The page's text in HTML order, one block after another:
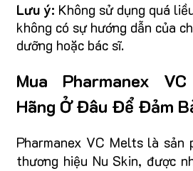
Lưu ý: Không sử dụng quá
không có sự hướng dẫn của
dưỡng hoặc bác sĩ.
Mua Pharmanex
Hãng Ở Đâu Để Đảm
Pharmanex VC Melts là sản
thương hiệu Nu Skin, được